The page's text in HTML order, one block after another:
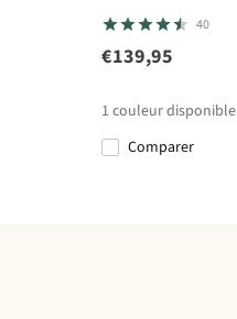
40
€139,95
1 couleur disponible
Comparer